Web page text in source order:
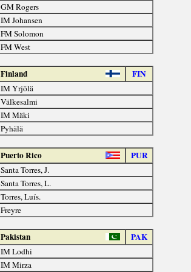
GM Rogers
IM Johansen
FM Solomon
FM West
Finland FIN
IM Yrjölä
Välkesalmi
IM Mäki
Pyhälä
Puerto Rico PUR
Santa Torres, J.
Santa Torres, L.
Torres, Luís.
Freyre
Pakistan PAK
IM Lodhi
IM Mirza